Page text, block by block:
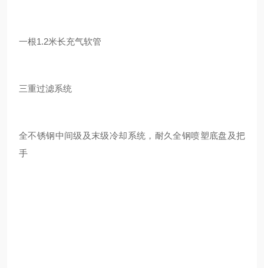
一根1.2米长充气软管
三重过滤系统
全不锈钢中间级及末级冷却系统，耐久全钢喷塑底盘及把
手